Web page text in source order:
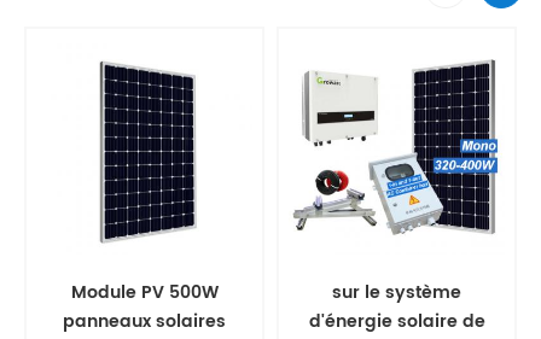
Module PV 500W
panneaux solaires
sur le système
d'énergie solaire de